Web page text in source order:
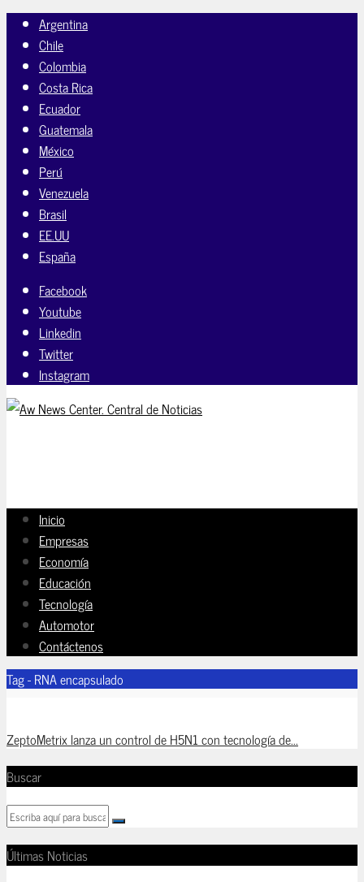
Argentina
Chile
Colombia
Costa Rica
Ecuador
Guatemala
México
Perú
Venezuela
Brasil
EE.UU
España
Facebook
Youtube
Linkedin
Twitter
Instagram
Inicio
Empresas
Economía
Educación
Tecnología
Automotor
Contáctenos
Tag - RNA encapsulado
ZeptoMetrix lanza un control de H5N1 con tecnología de...
Buscar
Últimas Noticias